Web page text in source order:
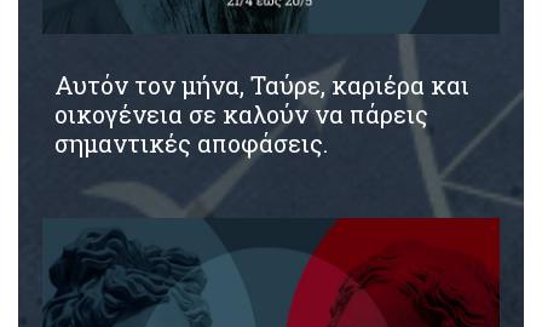
Αυτόν τον μήνα, Ταύρε, καριέρα και
οικογένεια σε καλούν να πάρεις
σημαντικές αποφάσεις.